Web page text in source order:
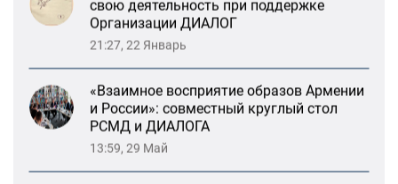
«Взаимное восприятие образов Армении
и России»: совместный круглый стол
РСМД и ДИАЛОГА
Возрождение Степанакертского русского
драматического театра и консолидация
карабахских соотечественников в
Ереване